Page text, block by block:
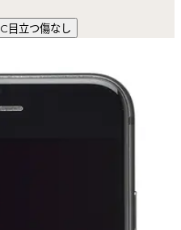
C目立つ傷なし